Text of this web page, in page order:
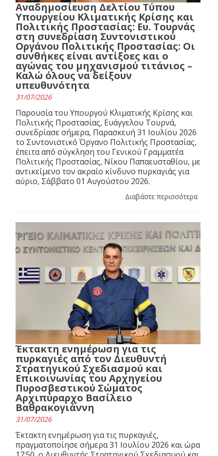
Αναδημοσίευση Δελτίου Τύπου
Υπουργείου Κλιματικής Κρίσης και
Πολιτικής Προστασίας: Ευ. Τουρνάς
στη συνεδρίαση Συντονιστικού
Οργάνου Πολιτικής Προστασίας: Οι
συνθήκες είναι αντίξοες και ο
αγώνας του μηχανισμού τιτάνιος –
Καλώ όλους να δείξουν
υπευθυνότητα
31/07/2026
Παρουσία του Υπουργού Κλιματικής Κρίσης και
Πολιτικής Προστασίας, Ευάγγελου Τουρνά,
συνεδρίασε σήμερα, Παρασκευή 31 Ιουλίου 2026
το Συντονιστικό Όργανο Πολιτικής Προστασίας,
έπειτα από σύγκληση του Γενικού Γραμματέα
Πολιτικής Προστασίας, Νίκου Παπαευσταθίου, με
αντικείμενο τον ακραίο κίνδυνο πυρκαγιάς για
αύριο, Σάββατο 01 Αυγούστου 2026.
Διαβάστε περισσότερα
Έκτακτη ενημέρωση για τις
πυρκαγιές από τον Διευθυντή
Στρατηγικού Σχεδιασμού και
Επικοινωνίας του Αρχηγείου
Πυροσβεστικού Σώματος
Αρχιπύραρχο Βασίλειο
Βαθρακογιάννη
31/07/2026
Έκτακτη ενημέρωση για τις πυρκαγιές,
πραγματοποίησε σήμερα 31 Ιουλίου 2026 και ώρα